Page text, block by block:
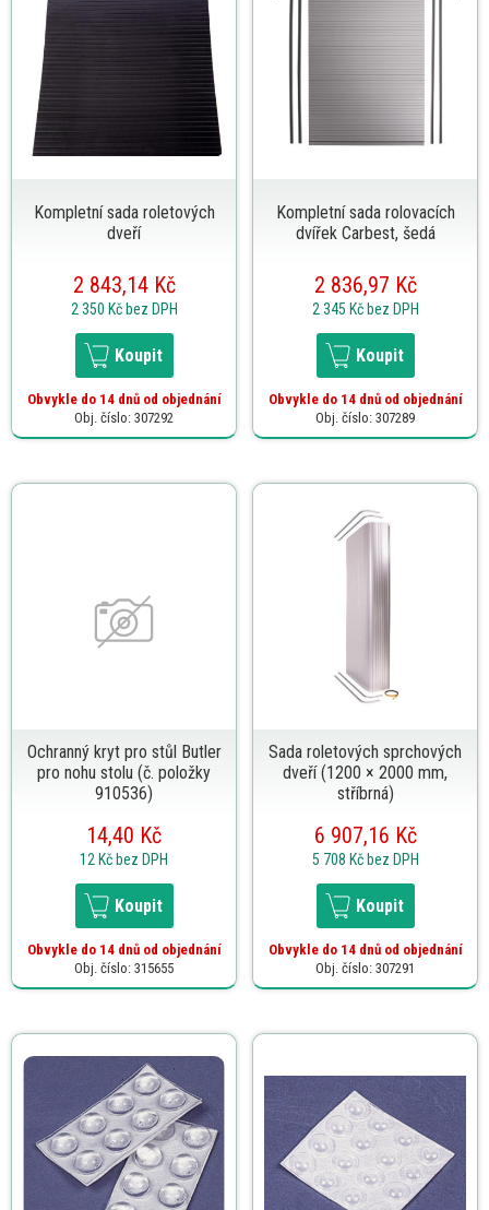
Kompletní sada roletových
dveří
2 843,14 Kč
2 350 Kč bez DPH
Koupit
Obvykle do 14 dnů od objednání
Obj. číslo: 307292
Kompletní sada rolovacích
dvířek Carbest, šedá
2 836,97 Kč
2 345 Kč bez DPH
Koupit
Obvykle do 14 dnů od objednání
Obj. číslo: 307289
Ochranný kryt pro stůl Butler
pro nohu stolu (č. položky
910536)
14,40 Kč
12 Kč bez DPH
Koupit
Obvykle do 14 dnů od objednání
Obj. číslo: 315655
Sada roletových sprchových
dveří (1200 × 2000 mm,
stříbrná)
6 907,16 Kč
5 708 Kč bez DPH
Koupit
Obvykle do 14 dnů od objednání
Obj. číslo: 307291